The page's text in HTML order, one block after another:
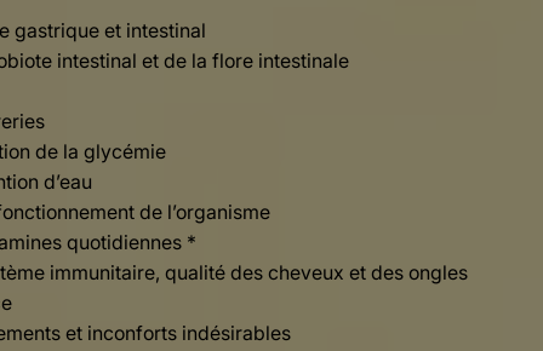
gastrique et intestinal
intestinal et de la flore intestinale
de la glycémie
d’eau
de l’organisme
quotidiennes *
immunitaire, qualité des cheveux et des ongles
et inconforts indésirables